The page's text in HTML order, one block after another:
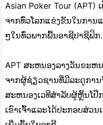
Asian Poker Tour
ຈາກທົ່ວໂລກແຂ່ງຂັນໃນການ
ໆໃນທົ່ວພາກພື້ນອາຊີປາຊີຟິກ.
APT ສະຫນອງລາງວັນຂະ
ຈາກຜູ້ຊ່ຽວຊານທີ່ມີລະດູການ
ສະຫນອງເວທີສໍາລັບຜູ້ຫຼິ້ນໂປ໊
ເຂົາເຈົ້າແລະໄດ້ປະກອບສ່ວ